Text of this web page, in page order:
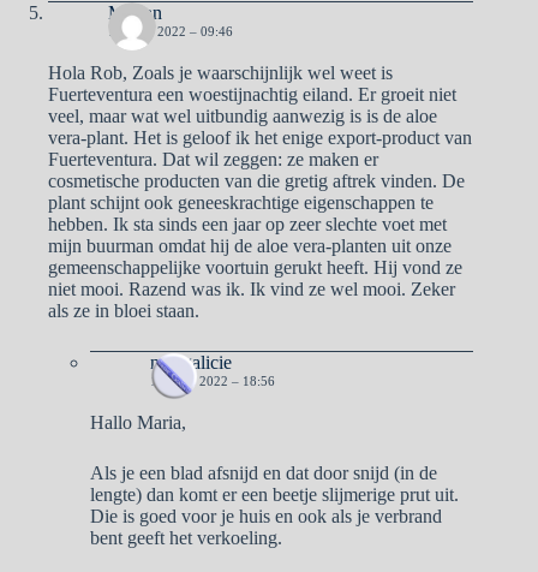
Marian
19 JULI 2022 – 09:46
Hola Rob, Zoals je waarschijnlijk wel weet is
Fuerteventura een woestijnachtig eiland. Er groeit niet
veel, maar wat wel uitbundig aanwezig is is de aloe
vera-plant. Het is geloof ik het enige export-product van
Fuerteventura. Dat wil zeggen: ze maken er
cosmetische producten van die gretig aftrek vinden. De
plant schijnt ook geneeskrachtige eigenschappen te
hebben. Ik sta sinds een jaar op zeer slechte voet met
mijn buurman omdat hij de aloe vera-planten uit onze
gemeenschappelijke voortuin gerukt heeft. Hij vond ze
niet mooi. Razend was ik. Ik vind ze wel mooi. Zeker
als ze in bloei staan.
naargalicie
19 JULI 2022 – 18:56
Hallo Maria,
Als je een blad afsnijd en dat door snijd (in de
lengte) dan komt er een beetje slijmerige prut uit.
Die is goed voor je huis en ook als je verbrand
bent geeft het verkoeling.